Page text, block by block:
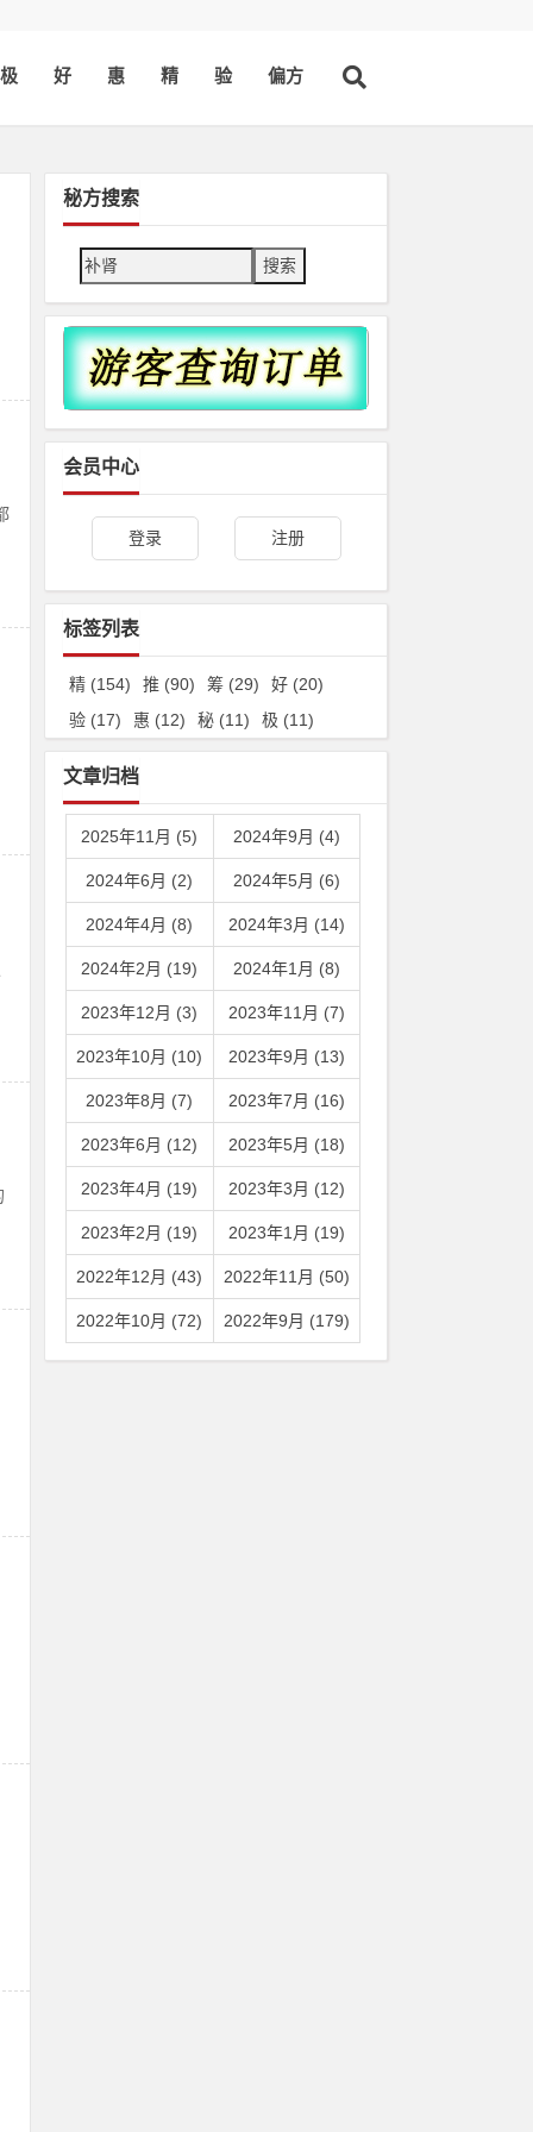
极 好 惠 精 验 偏方
秘方搜索
Search
会员中心
登录 注册
标签列表
精 (154) 推 (90) 筹 (29) 好 (20)
验 (17) 惠 (12) 秘 (11) 极 (11)
文章归档
2025年11月 (5) 2024年9月 (4)
2024年6月 (2) 2024年5月 (6)
2024年4月 (8) 2024年3月 (14)
2024年2月 (19) 2024年1月 (8)
2023年12月 (3) 2023年11月 (7)
2023年10月 (10) 2023年9月 (13)
2023年8月 (7) 2023年7月 (16)
2023年6月 (12) 2023年5月 (18)
2023年4月 (19) 2023年3月 (12)
2023年2月 (19) 2023年1月 (19)
2022年12月 (43) 2022年11月 (50)
2022年10月 (72) 2022年9月 (179)